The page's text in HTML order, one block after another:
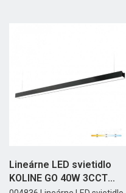
Lineárne LED svietidlo
KOLINE GO 40W 3CCT